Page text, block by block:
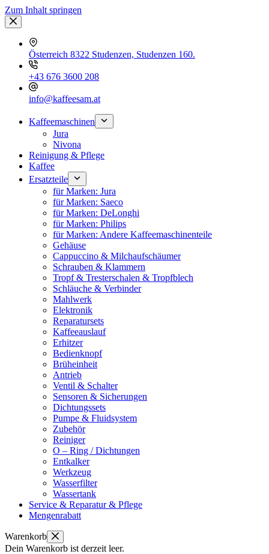
Zum Inhalt springen
Österreich 8322 Studenzen, Studenzen 160.
+43 676 3600 208
info@kaffeesam.at
Kaffeemaschinen
Jura
Nivona
Reinigung & Pflege
Kaffee
Ersatzteile
für Marken: Jura
für Marken: Saeco
für Marken: DeLonghi
für Marken: Philips
für Marken: Andere Kaffeemaschinenteile
Gehäuse
Cappuccino & Milchaufschäumer
Schrauben & Klammern
Tropf & Tresterschalen & Tropfblech
Schläuche & Verbinder
Mahlwerk
Elektronik
Reparatursets
Kaffeeauslauf
Erhitzer
Bedienknopf
Brüheinheit
Antrieb
Ventil & Schalter
Sensoren & Sicherungen
Dichtungssets
Pumpe & Fluidsystem
Zubehör
Reiniger
O – Ring / Dichtungen
Entkalker
Werkzeug
Wasserfilter
Wassertank
Service & Reparatur & Pflege
Mengenrabatt
Warenkorb
Dein Warenkorb ist derzeit leer.